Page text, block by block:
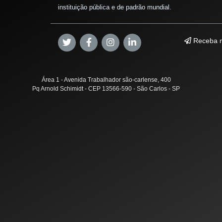
instituição pública e de padrão mundial.
Receba
Área 1 - Avenida Trabalhador são-carlense, 400
Pq Arnold Schimidt - CEP 13566-590 - São Carlos - SP